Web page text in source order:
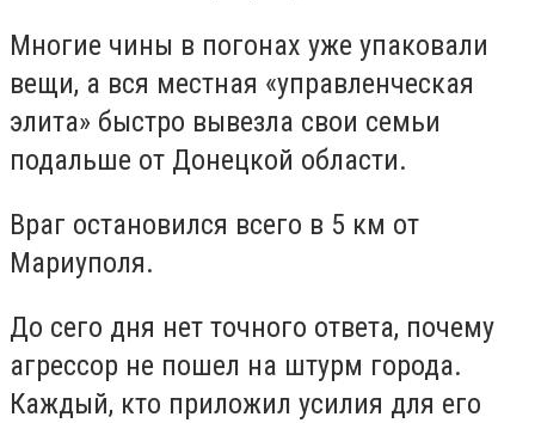
Многие чины в погонах уже упаковали
вещи, а вся местная «управленческая
элита» быстро вывезла свои семьи
подальше от Донецкой области.
Враг остановился всего в 5 км от
Мариуполя.
До сего дня нет точного ответа, почему
агрессор не пошел на штурм города.
Каждый, кто приложил усилия для его